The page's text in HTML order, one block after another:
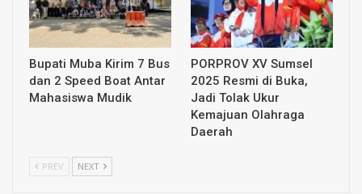
Bupati Muba Kirim 7 Bus
dan 2 Speed Boat Antar
Mahasiswa Mudik
PORPROV XV Sumsel
2025 Resmi di Buka,
Jadi Tolak Ukur
Kemajuan Olahraga
Daerah
PREV NEXT